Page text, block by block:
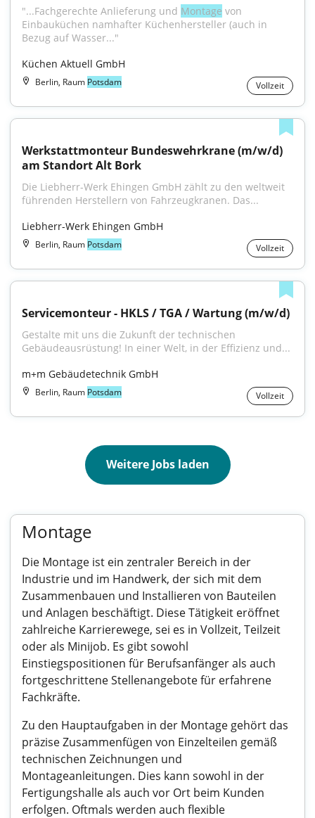
"...Fachgerechte Anlieferung und Montage von
Einbauküchen namhafter Küchenhersteller (auch in
Bezug auf Wasser..."
Küchen Aktuell GmbH
Berlin, Raum Potsdam Vollzeit
Werkstattmonteur Bundeswehrkrane (m/w/d)
am Standort Alt Bork
Die Liebherr-Werk Ehingen GmbH zählt zu den weltweit
führenden Herstellern von Fahrzeugkranen. Das...
Liebherr-Werk Ehingen GmbH
Berlin, Raum Potsdam Vollzeit
Servicemonteur - HKLS / TGA / Wartung (m/w/d)
Gestalte mit uns die Zukunft der technischen
Gebäudeausrüstung! In einer Welt, in der Effizienz und...
m+m Gebäudetechnik GmbH
Berlin, Raum Potsdam Vollzeit
Weitere Jobs laden
Montage
Die Montage ist ein zentraler Bereich in der
Industrie und im Handwerk, der sich mit dem
Zusammenbauen und Installieren von Bauteilen
und Anlagen beschäftigt. Diese Tätigkeit eröffnet
zahlreiche Karrierewege, sei es in Vollzeit, Teilzeit
oder als Minijob. Es gibt sowohl
Einstiegspositionen für Berufsanfänger als auch
fortgeschrittene Stellenangebote für erfahrene
Fachkräfte.
Zu den Hauptaufgaben in der Montage gehört das
präzise Zusammenfügen von Einzelteilen gemäß
technischen Zeichnungen und
Montageanleitungen. Dies kann sowohl in der
Fertigungshalle als auch vor Ort beim Kunden
erfolgen. Oftmals werden auch flexible